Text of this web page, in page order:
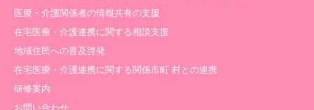
医療・介護関係者の情報共有の支援
在宅医療・介護連携に関する相談支援
地域住民への普及啓発
在宅医療・介護連携に関する関係市町 村との連携
研修案内
お問い合わせ